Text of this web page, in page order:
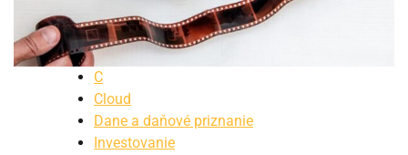
C
Cloud
Dane a daňové priznanie
Investovanie